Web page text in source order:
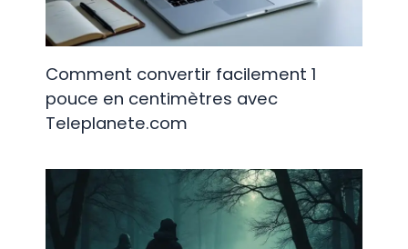
Comment convertir facilement 1
pouce en centimètres avec
Teleplanete.com